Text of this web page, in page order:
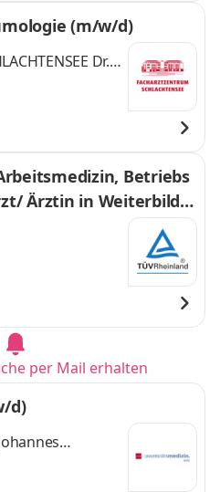
(m/w/d)
Dr.
Betriebs
Ärztin in Weiterbildu
per Mail erhalten
d)